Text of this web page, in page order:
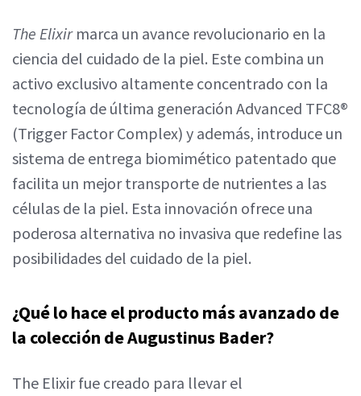
The Elixir marca un avance revolucionario en la
ciencia del cuidado de la piel. Este combina un
activo exclusivo altamente concentrado con la
tecnología de última generación Advanced TFC8®
(Trigger Factor Complex) y además, introduce un
sistema de entrega biomimético patentado que
facilita un mejor transporte de nutrientes a las
células de la piel. Esta innovación ofrece una
poderosa alternativa no invasiva que redefine las
posibilidades del cuidado de la piel.
¿Qué lo hace el producto más avanzado de
la colección de Augustinus Bader?
The Elixir fue creado para llevar el